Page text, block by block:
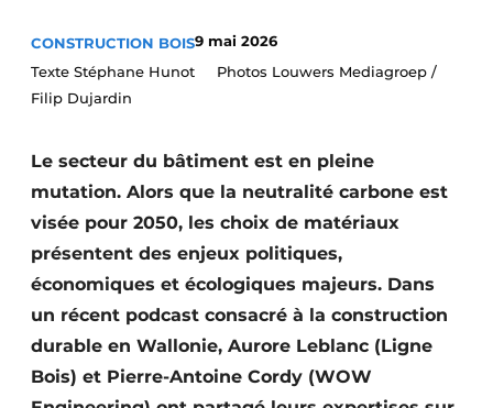
Video’s
Construction bois
Contrôle d’accès
Éclairage
Fondations
Façades
CONSTRUCTION BOIS9 mai 2026
Texte Stéphane Hunot Photos Louwers Mediagroep /
Filip Dujardin
Le secteur du bâtiment est en pleine
mutation. Alors que la neutralité carbone est
visée pour 2050, les choix de matériaux
présentent des enjeux politiques,
économiques et écologiques majeurs. Dans
un récent podcast consacré à la construction
durable en Wallonie, Aurore Leblanc (Ligne
Bois) et Pierre-Antoine Cordy (WOW